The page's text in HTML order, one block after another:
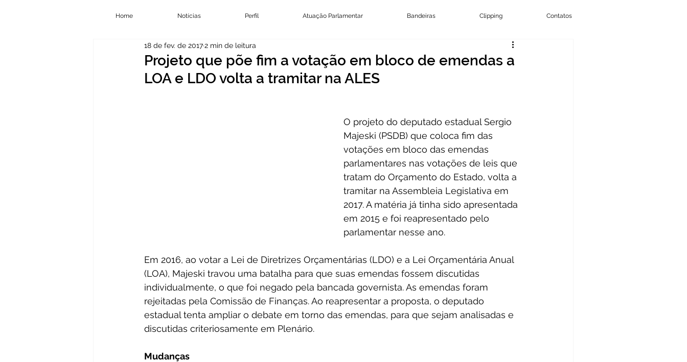
Home Notícias Perfil Atuação Parlamentar Bandeiras Clipping Contatos
Projeto que põe fim a votação em bloco de emendas a
LOA e LDO volta a tramitar na ALES
18 de fev. de 20172 min de leitura
O projeto do deputado estadual Sergio
Majeski (PSDB) que coloca fim das
votações em bloco das emendas
parlamentares nas votações de leis que
tratam do Orçamento do Estado, volta a
tramitar na Assembleia Legislativa em
2017. A matéria já tinha sido apresentada
em 2015 e foi reapresentado pelo
parlamentar nesse ano.
Em 2016, ao votar a Lei de Diretrizes Orçamentárias (LDO) e a Lei Orçamentária Anual
(LOA), Majeski travou uma batalha para que suas emendas fossem discutidas
individualmente, o que foi negado pela bancada governista. As emendas foram
rejeitadas pela Comissão de Finanças. Ao reapresentar a proposta, o deputado
estadual tenta ampliar o debate em torno das emendas, para que sejam analisadas e
discutidas criteriosamente em Plenário.
Mudanças